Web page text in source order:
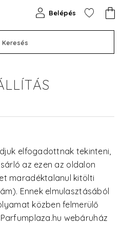
Keresés
Belépés
elfogadottnak tekinteni,
az ezen az oldalon
maradéktalanul kitölti
Ennek elmulasztásából
közben felmerülő
webáruház